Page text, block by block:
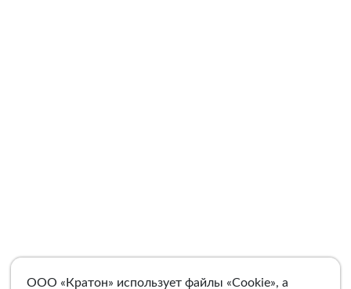
ООО «Кратон» использует файлы «Cookie», а